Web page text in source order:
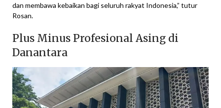
dan membawa kebaikan bagi seluruh rakyat Indonesia,” tutur
Rosan.
Plus Minus Profesional Asing di
Danantara